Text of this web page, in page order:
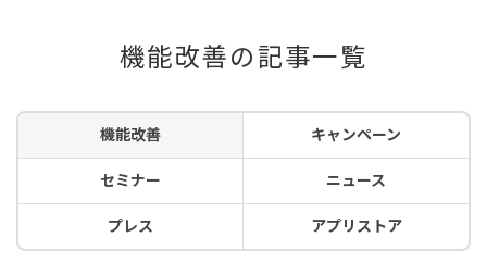
機能改善の記事一覧
機能改善 キャンペーン
セミナー ニュース
プレス アプリストア